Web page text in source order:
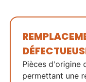
Pièces d'origine
permettant une